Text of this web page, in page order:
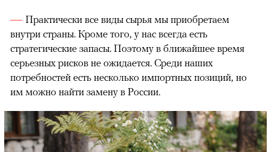
Практически все виды сырья мы приобретаем
внутри страны. Кроме того, у нас всегда есть
стратегические запасы. Поэтому в ближайшее время
серьезных рисков не ожидается. Среди наших
потребностей есть несколько импортных позиций, но
им можно найти замену в России.